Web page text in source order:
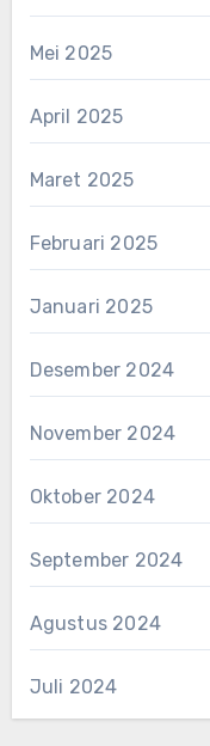
Mei 2025
April 2025
Maret 2025
Februari 2025
Januari 2025
Desember 2024
November 2024
Oktober 2024
September 2024
Agustus 2024
Juli 2024